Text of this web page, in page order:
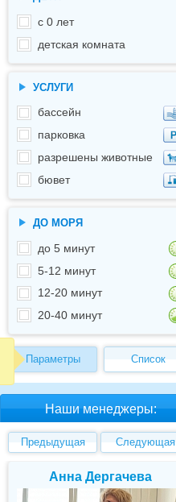
с 0 лет
детская комната
УСЛУГИ
бассейн
парковка
разрешены животные
бювет
ДО МОРЯ
до 5 минут
5-12 минут
12-20 минут
20-40 минут
Параметры Список
Наши менеджеры:
Предыдущая Следующая
Анна Дергачева